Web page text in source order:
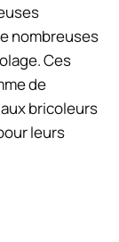
nombreuses
Ces
de
bricoleurs
leurs